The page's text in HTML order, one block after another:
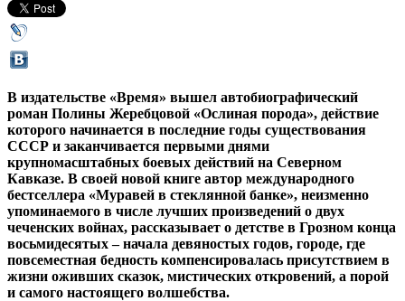
В издательстве «Время» вышел автобиографический
роман Полины Жеребцовой «Ослиная порода», действие
которого начинается в последние годы существования
СССР и заканчивается первыми днями
крупномасштабных боевых действий на Северном
Кавказе. В своей новой книге автор международного
бестселлера «Муравей в стеклянной банке», неизменно
упоминаемого в числе лучших произведений о двух
чеченских войнах, рассказывает о детстве в Грозном конца
восьмидесятых – начала девяностых годов, городе, где
повсеместная бедность компенсировалась присутствием в
жизни оживших сказок, мистических откровений, а порой
и самого настоящего волшебства.